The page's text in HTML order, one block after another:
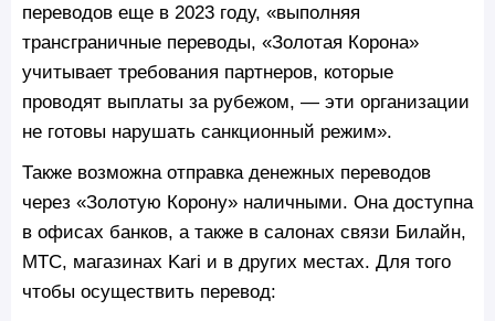
переводов еще в 2023 году, «выполняя
трансграничные переводы, «Золотая Корона»
учитывает требования партнеров, которые
проводят выплаты за рубежом, — эти организации
не готовы нарушать санкционный режим».
Также возможна отправка денежных переводов
через «Золотую Корону» наличными. Она доступна
в офисах банков, а также в салонах связи Билайн,
МТС, магазинах Kari и в других местах. Для того
чтобы осуществить перевод: